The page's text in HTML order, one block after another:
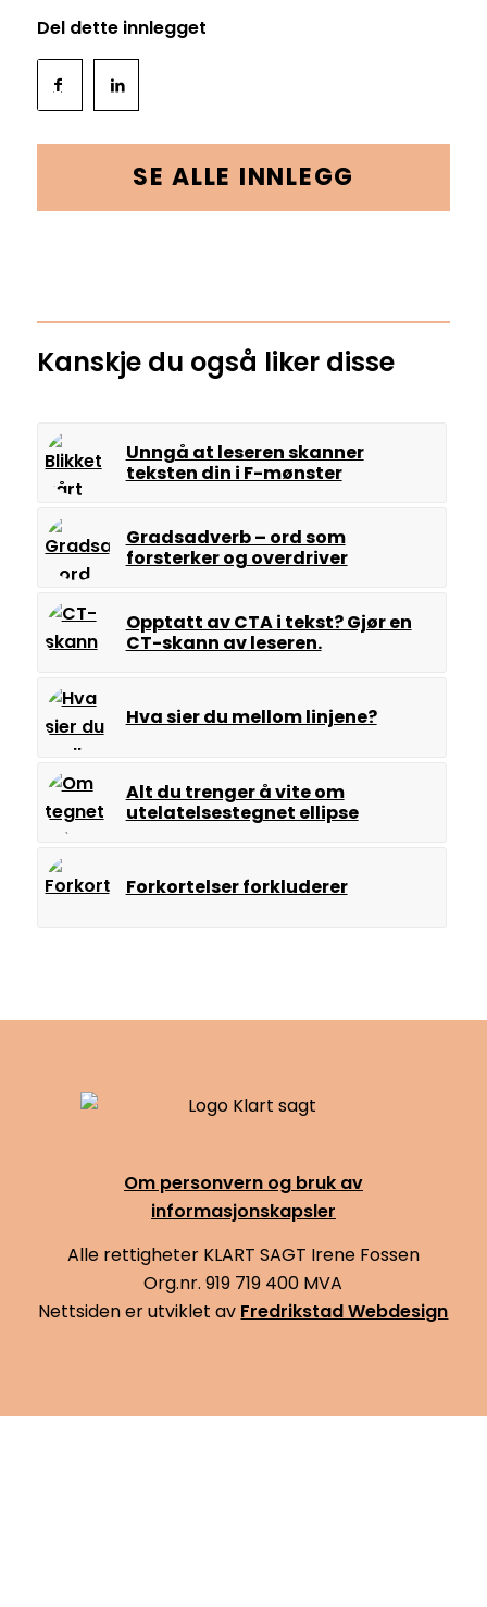
Del dette innlegget
SE ALLE INNLEGG
Kanskje du også liker disse
Unngå at leseren skanner
teksten din i F-mønster
Gradsadverb – ord som
forsterker og overdriver
Opptatt av CTA i tekst? Gjør en
CT-skann av leseren.
Hva sier du mellom linjene?
Alt du trenger å vite om
utelatelsestegnet ellipse
Forkortelser forkluderer
Om personvern og bruk av
informasjonskapsler
Alle rettigheter KLART SAGT Irene Fossen
Org.nr. 919 719 400 MVA
Nettsiden er utviklet av Fredrikstad Webdesign